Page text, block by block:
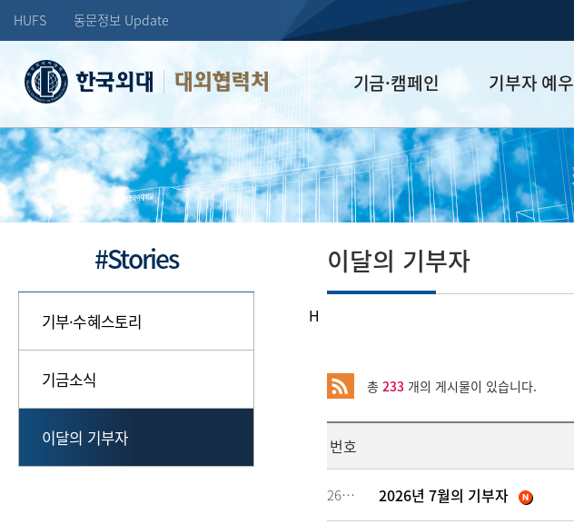
HUFS 동문정보 Update
대외협력처 기금·캠페인
학교발전기금
장학기금
선배드림 장학금
기부자 예우
예우 프로그램
세제 혜택
#Stories
기부·수혜스토리
기금소식
이달의 기부자
H
이달의 기부자
총 233개의 게시물이 있습니다.
번호
260637 2026년 7월의 기부자